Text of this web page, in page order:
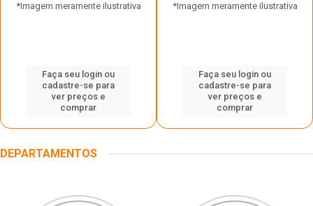
*Imagem meramente ilustrativa
Faça seu login ou
cadastre-se para
ver preços e
comprar
*Imagem meramente ilustrativa
Faça seu login ou
cadastre-se para
ver preços e
comprar
DEPARTAMENTOS